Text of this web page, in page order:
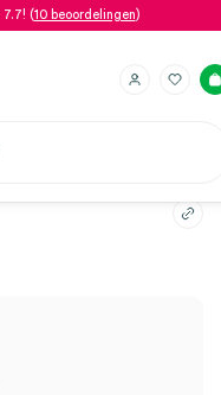
7.7! (10 beoordelingen)